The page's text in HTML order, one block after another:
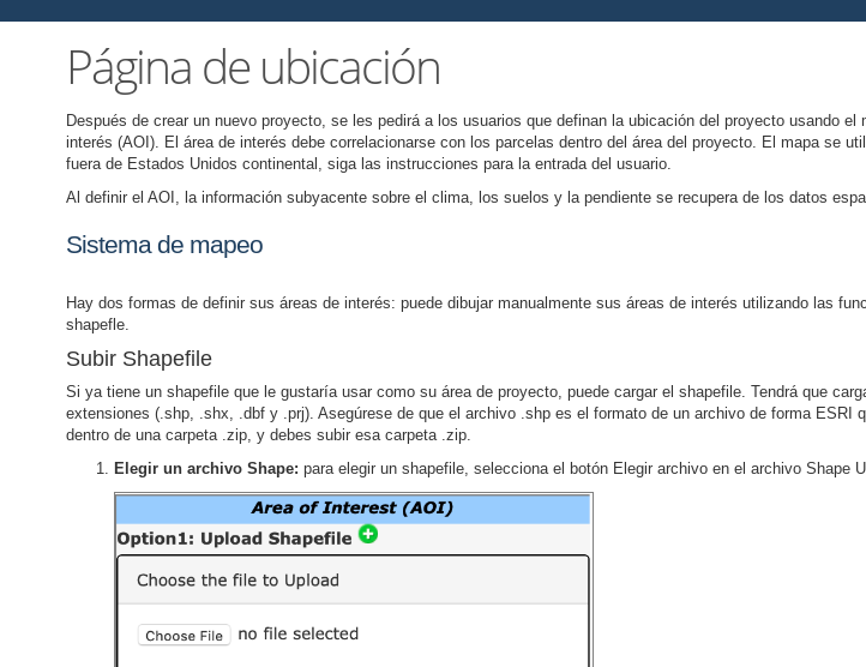
Página de ubicación
Después de crear un nuevo proyecto, se les pedirá a los usuarios que definan la ubicación del proyecto usando
interés (AOI). El área de interés debe correlacionarse con los parcelas dentro del área del proyecto. El mapa se
fuera de Estados Unidos continental, siga las instrucciones para la entrada del usuario.
Al definir el AOI, la información subyacente sobre el clima, los suelos y la pendiente se recupera de los datos
Sistema de mapeo
Hay dos formas de definir sus áreas de interés: puede dibujar manualmente sus áreas de interés utilizando las
shapefle.
Subir Shapefile
Si ya tiene un shapefile que le gustaría usar como su área de proyecto, puede cargar el shapefile. Tendrá que
extensiones (.shp, .shx, .dbf y .prj). Asegúrese de que el archivo .shp es el formato de un archivo de forma
dentro de una carpeta .zip, y debes subir esa carpeta .zip.
Elegir un archivo Shape: para elegir un shapefile, selecciona el botón Elegir archivo en el archivo Shape